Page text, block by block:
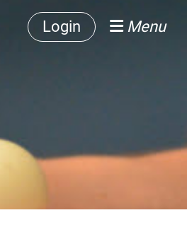
Login Menu